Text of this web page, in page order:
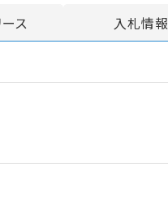
ス 入札情報